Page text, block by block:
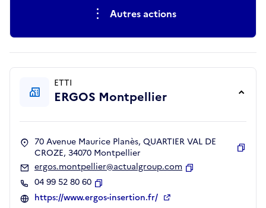
Autres actions
ETTI
ERGOS Montpellier
70 Avenue Maurice Planès, QUARTIER VAL DE
CROZE, 34070 Montpellier
ergos.montpellier@actualgroup.com
04 99 52 80 60
Copier
https://www.ergos-insertion.fr/